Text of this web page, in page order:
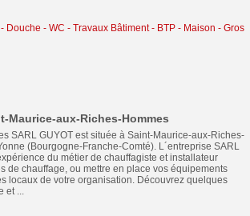
Douche - WC - Travaux Bâtiment - BTP - Maison - Gros
Maurice-aux-Riches-Hommes
SARL GUYOT est située à Saint-Maurice-aux-Riches-
(Bourgogne-Franche-Comté). L´entreprise SARL
du métier de chauffagiste et installateur
de chauffage, ou mettre en place vos équipements
locaux de votre organisation. Découvrez quelques
et ...